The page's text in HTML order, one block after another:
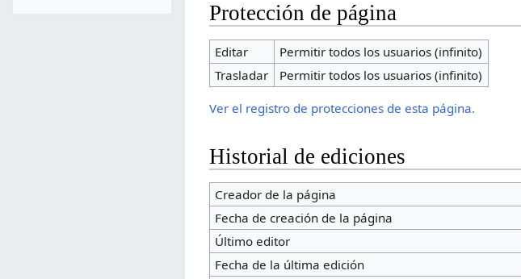
Protección de página
Editar
Permitir todos los usuarios (infinito)
Trasladar
Permitir todos los usuarios (infinito)
Ver el registro de protecciones de esta página.
Historial de ediciones
Creador de la página
Fecha de creación de la página
Último editor
Fecha de la última edición